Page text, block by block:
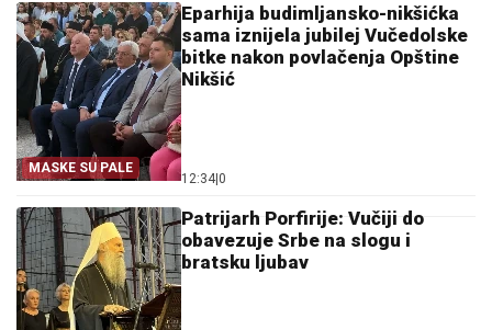
MASKE SU PALE
Eparhija budimljansko-nikšićka
sama iznijela jubilej Vučedolske
bitke nakon povlačenja Opštine
Nikšić
12:34|0
Patrijarh Porfirije: Vučiji do
obavezuje Srbe na slogu i
bratsku ljubav